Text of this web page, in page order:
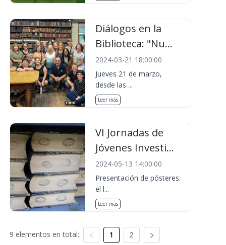
Diálogos en la
Biblioteca: "Nu...
2024-03-21 18:00:00
Jueves 21 de marzo,
desde las ...
Leer más
VI Jornadas de
Jóvenes Investi...
2024-05-13 14:00:00
Presentación de pósteres:
el l...
Leer más
9 elementos en total: 1 2